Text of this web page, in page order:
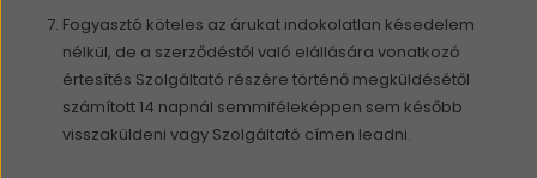
Fogyasztó köteles az árukat indokolatlan késedelem
nélkül, de a szerződéstől való elállására vonatkozó
értesítés Szolgáltató részére történő megküldésétől
számított 14 napnál semmiféleképpen sem később
visszaküldeni vagy Szolgáltató címen leadni.